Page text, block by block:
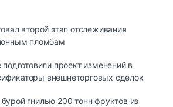
второй этап отслеживания
пломбам
подготовили проект изменений в
внешнеторговых сделок
гнилью 200 тонн фруктов из